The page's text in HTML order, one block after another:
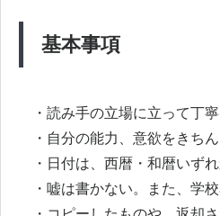
基本事項
・読み手の立場に立って丁
・自分の能力、意欲をきち
・日付は、西暦・和暦いず
・嘘は書かない。また、学